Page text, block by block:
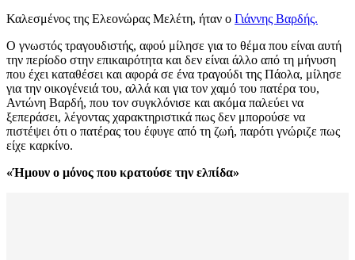
Καλεσμένος της Ελεονώρας Μελέτη, ήταν ο Γιάννης Βαρδής.
Ο γνωστός τραγουδιστής, αφού μίλησε για το θέμα που είναι αυτή
την περίοδο στην επικαιρότητα και δεν είναι άλλο από τη μήνυση
που έχει καταθέσει και αφορά σε ένα τραγούδι της Πάολα, μίλησε
για την οικογένειά του, αλλά και για τον χαμό του πατέρα του,
Αντώνη Βαρδή, που τον συγκλόνισε και ακόμα παλεύει να
ξεπεράσει, λέγοντας χαρακτηριστικά πως δεν μπορούσε να
πιστέψει ότι ο πατέρας του έφυγε από τη ζωή, παρότι γνώριζε πως
είχε καρκίνο.
«Ήμουν ο μόνος που κρατούσε την ελπίδα»